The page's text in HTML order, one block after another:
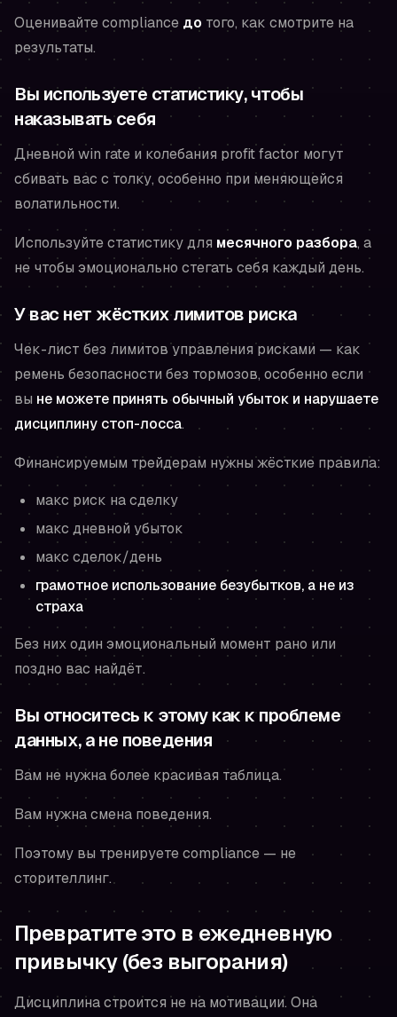
Оценивайте compliance до того, как смотрите на
результаты.
Вы используете статистику, чтобы
наказывать себя
Дневной win rate и колебания profit factor могут
сбивать вас с толку, особенно при меняющейся
волатильности.
Используйте статистику для месячного разбора, а
не чтобы эмоционально стегать себя каждый день.
У вас нет жёстких лимитов риска
Чек-лист без лимитов управления рисками — как
ремень безопасности без тормозов, особенно если
вы не можете принять обычный убыток и нарушаете
дисциплину стоп-лосса.
Финансируемым трейдерам нужны жёсткие правила:
макс риск на сделку
макс дневной убыток
макс сделок/день
грамотное использование безубытков, а не из
страха
Без них один эмоциональный момент рано или
поздно вас найдёт.
Вы относитесь к этому как к проблеме
данных, а не поведения
Вам не нужна более красивая таблица.
Вам нужна смена поведения.
Поэтому вы тренируете compliance — не
сторителлинг.
Превратите это в ежедневную
привычку (без выгорания)
Дисциплина строится не на мотивации. Она